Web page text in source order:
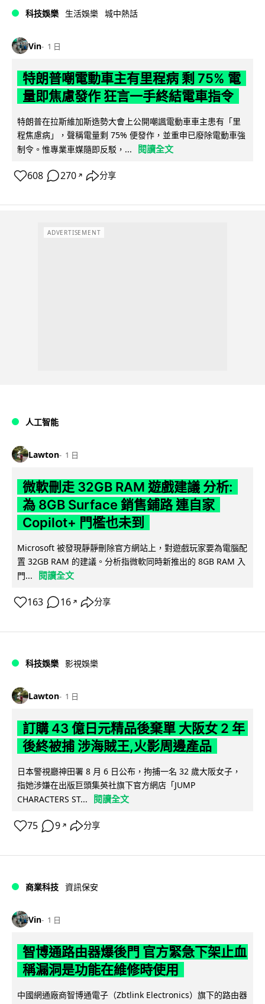
科技娛樂 生活娛樂 城中熱話
Vin 1 日
特朗普嘲電動車主有里程病 剩 75% 電
量即焦慮發作 狂言一手終結電車指令
特朗普在拉斯維加斯造勢大會上公開嘲諷電動車車主患有「里
程焦慮病」，聲稱電量剩 75% 便發作，並重申已廢除電動車強
制令。惟專業車媒隨即反駁，...
閱讀全文
608 270 ↗ 分享
ADVERTISEMENT
人工智能
Lawton 1 日
微軟刪走 32GB RAM 遊戲建議 分析:
為 8GB Surface 銷售鋪路 連自家
Copilot+ 門檻也未到
Microsoft 被發現靜靜刪除官方網站上，對遊戲玩家要為電腦配
置 32GB RAM 的建議。分析指微軟同時新推出的 8GB RAM 入
門...
閱讀全文
163 16 ↗ 分享
科技娛樂 影視娛樂
Lawton 1 日
訂購 43 億日元精品後棄單 大阪女 2 年
後終被捕 涉海賊王,火影周邊產品
日本警視廳神田署 8 月 6 日公布，拘捕一名 32 歲大阪女子，
指她涉嫌在出版巨頭集英社旗下官方網店「JUMP
CHARACTERS ST...
閱讀全文
75 9 ↗ 分享
商業科技 資訊保安
Vin 1 日
智博通路由器爆後門 官方緊急下架止血
稱漏洞是功能在維修時使用
中國網通廠商智博通電子（Zbtlink Electronics）旗下的路由器